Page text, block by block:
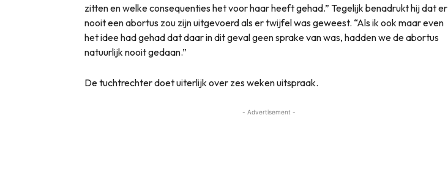
zitten en welke consequenties het voor haar heeft gehad.” Tegelijk benadrukt hij dat er
nooit een abortus zou zijn uitgevoerd als er twijfel was geweest. “Als ik ook maar even
het idee had gehad dat daar in dit geval geen sprake van was, hadden we de abortus
natuurlijk nooit gedaan.”
De tuchtrechter doet uiterlijk over zes weken uitspraak.
- Advertisement -